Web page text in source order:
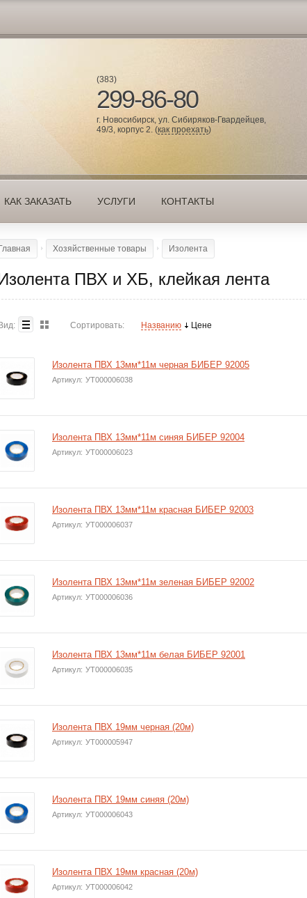
(383)
299-86-80
г. Новосибирск, ул. Сибиряков-Гвардейцев,
49/3, корпус 2. (как проехать)
КАК ЗАКАЗАТЬ УСЛУГИ КОНТАКТЫ
Главная Хозяйственные товары Изолента
ПВХ и ХБ, клейкая лента
Вид: Сортировать: Названию Цене
Изолента ПВХ 13мм*11м черная БИБЕР 92005
Артикул: УТ000006038
Изолента ПВХ 13мм*11м синяя БИБЕР 92004
Артикул: УТ000006023
Изолента ПВХ 13мм*11м красная БИБЕР 92003
Артикул: УТ000006037
Изолента ПВХ 13мм*11м зеленая БИБЕР 92002
Артикул: УТ000006036
Изолента ПВХ 13мм*11м белая БИБЕР 92001
Артикул: УТ000006035
Изолента ПВХ 19мм черная (20м)
Артикул: УТ000005947
Изолента ПВХ 19мм синяя (20м)
Артикул: УТ000006043
Изолента ПВХ 19мм красная (20м)
Артикул: УТ000006042